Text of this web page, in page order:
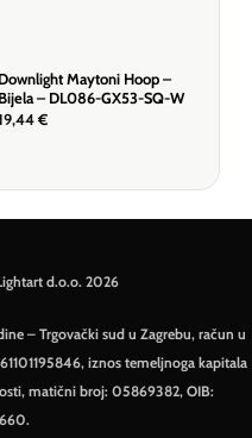
Downlight Maytoni Hoop –
Bijela – DL086-GX53-SQ-W
€
d.o.o. 2026
– Trgovački sud u Zagrebu, račun u
iznos temeljnoga kapitala
matični broj: 05869382, OIB: